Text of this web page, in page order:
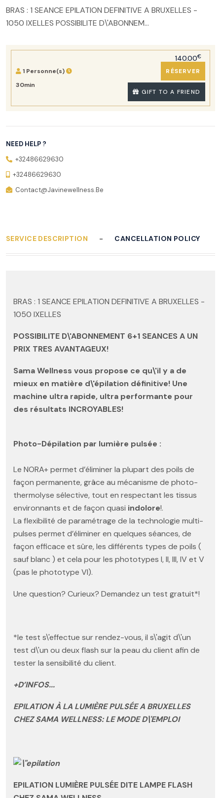
BRAS : 1 SEANCE EPILATION DEFINITIVE A BRUXELLES -
1050 IXELLES POSSIBILITE D\'ABONNEM...
1 Personne(s)
30min
140.00€
RÉSERVER
GIFT TO A FRIEND
NEED HELP ?
+32486629630
+32486629630
Contact@javinewellness.be
SERVICE DESCRIPTION CANCELLATION POLICY
BRAS : 1 SEANCE EPILATION DEFINITIVE A BRUXELLES -
1050 IXELLES
POSSIBILITE D\'ABONNEMENT 6+1 SEANCES A UN
PRIX TRES AVANTAGEUX!
Sama Wellness vous propose ce qu\'il y a de
mieux en matière d\'épilation définitive! Une
machine ultra rapide, ultra performante pour
des résultats INCROYABLES!
Photo-Dépilation par lumière pulsée :
Le NORA+ permet d’éliminer la plupart des poils de
façon permanente, grâce au mécanisme de photo-
thermolyse sélective, tout en respectant les tissus
environnants et de façon quasi indolore!.
La flexibilité de paramétrage de la technologie multi-
pulses permet d’éliminer en quelques séances, de
façon efficace et sûre, les différents types de poils (
sauf blanc ) et cela pour les phototypes I, II, III, IV et V
(pas le phototype VI).
Une question? Curieux? Demandez un test gratuit*!
*le test s\'effectue sur rendez-vous, il s\'agit d\'un
test d\'un ou deux flash sur la peau du client afin de
tester la sensibilité du client.
+D’INFOS...
EPILATION À LA LUMIÈRE PULSÉE A BRUXELLES
CHEZ SAMA WELLNESS: LE MODE D\'EMPLOI
EPILATION LUMIÈRE PULSÉE DITE LAMPE FLASH